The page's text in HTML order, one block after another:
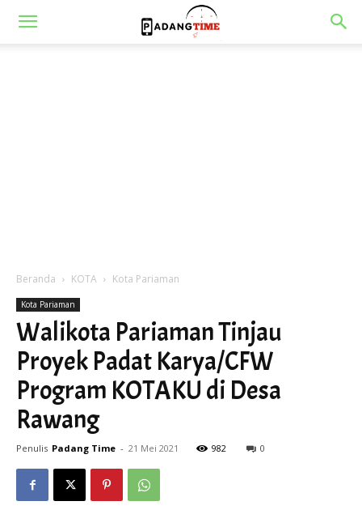
Beranda KOTA Kota Pariaman
Kota Pariaman
Walikota Pariaman Tinjau
Proyek Padat Karya/CFW
Program KOTAKU di Desa
Rawang
Penulis Padang Time - 21 Mei 2021 982 0